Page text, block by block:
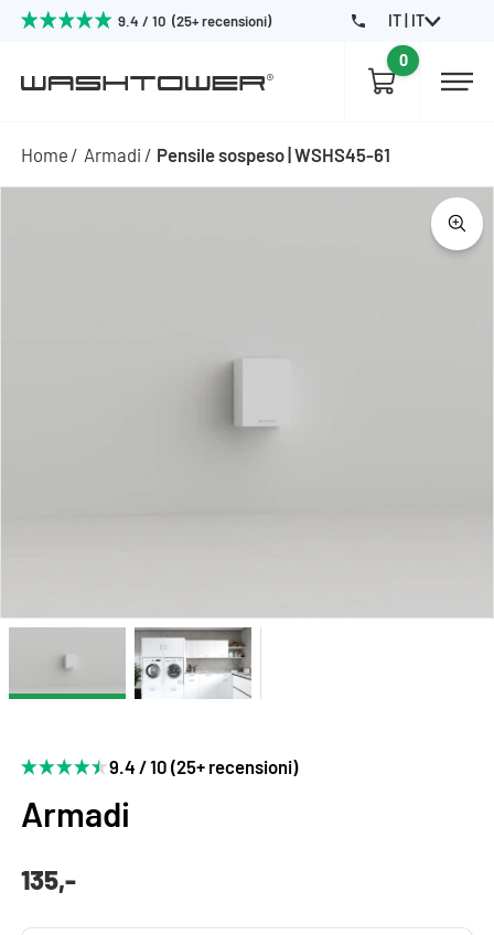
9.4 / 10 (25+ recensioni) IT | IT
0
Home Armadi Pensile sospeso | WSHS45-61
9.4 / 10 (25+ recensioni)
Armadi
135,-